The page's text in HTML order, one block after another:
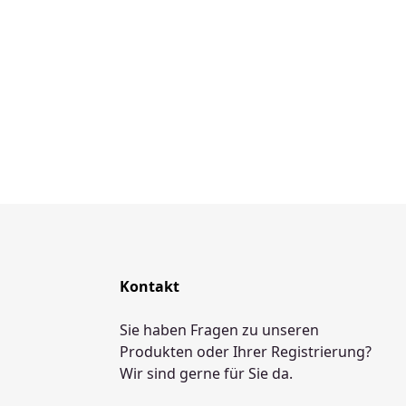
Kontakt
Sie haben Fragen zu unseren
Produkten oder Ihrer Registrierung?
Wir sind gerne für Sie da.